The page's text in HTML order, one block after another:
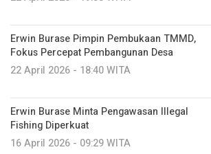
Erwin Burase Pimpin Pembukaan TMMD,
Fokus Percepat Pembangunan Desa
22 April 2026 - 18:40 WITA
Erwin Burase Minta Pengawasan Illegal
Fishing Diperkuat
16 April 2026 - 09:29 WITA